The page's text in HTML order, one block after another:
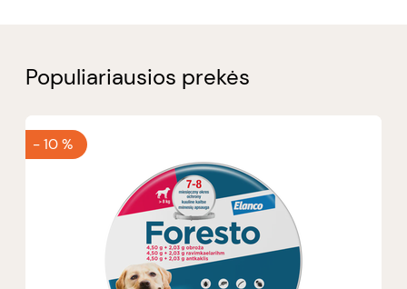
Populiariausios prekės
-10 %